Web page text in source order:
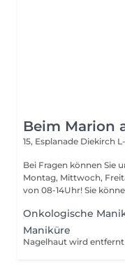
Beim Marion
15, Esplanade Diekirch
Bei Fragen können Sie
Montag, Mittwoch,
von 08-14Uhr!
Onkologische
Maniküre